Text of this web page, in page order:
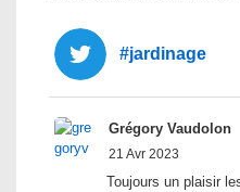
#jardinage
Grégory Vaudolon
21 Avr 2023
Toujours un plaisir